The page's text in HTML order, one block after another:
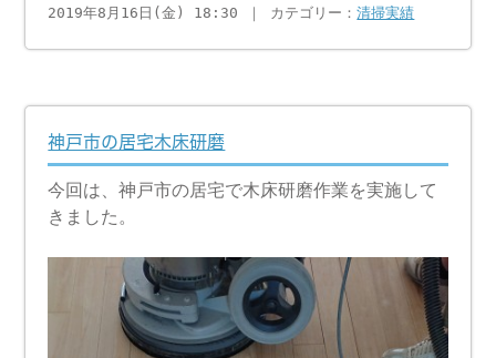
2019年8月16日(金) 18:30 ｜ カテゴリー：清掃実績
神戸市の居宅木床研磨
今回は、神戸市の居宅で木床研磨作業を実施して
きました。